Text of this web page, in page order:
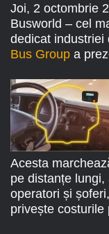
Joi, 2 octombrie
Busworld – cel
dedicat industriei
Bus Group a
Acesta
pe distanțe
operatori și
privește costurile